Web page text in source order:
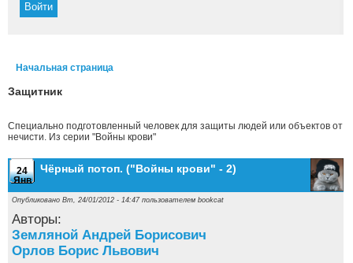
Начальная страница
Защитник
Специально подготовленный человек для защиты людей или объектов от
нечисти. Из серии "Войны крови"
24
Янв
Чёрный потоп. ("Войны крови" - 2)
Опубликовано Вт, 24/01/2012 - 14:47 пользователем bookcat
Авторы:
Земляной Андрей Борисович
Орлов Борис Львович